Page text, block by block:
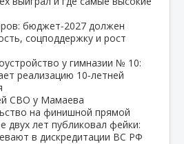
бюджет‑2027 должен
соцподдержку и рост
у гимназии № 10:
реализацию 10‑летней
СВО у Мамаева
на финишной прямой
двух лет публиковал фейки:
в дискредитации ВС РФ